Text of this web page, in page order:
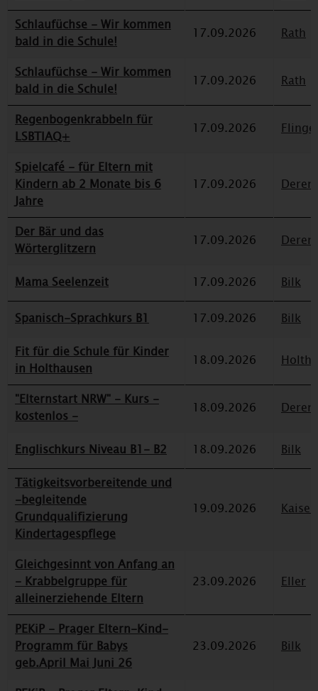
Schlaufüchse - Wir kommen
bald in die Schule!
17.09.2026 Rath
Schlaufüchse - Wir kommen
bald in die Schule!
17.09.2026 Rath
Regenbogenkrabbeln für
LSBTIAQ+
17.09.2026
Spielcafé - für Eltern mit
Kindern ab 2 Monate bis 6
Jahre
17.09.2026
Der Bär und das
Wörterglitzern
17.09.2026
Mama Seelenzeit 17.09.2026 Bilk
Spanisch-Sprachkurs B1 17.09.2026
Bilk
Fit für die Schule für Kinder
in Holthausen
18.09.2026
"Elternstart NRW" - Kurs -
kostenlos -
18.09.2026
Englischkurs Niveau B1- B2 18.09.2026
Bilk
Tätigkeitsvorbereitende und
-begleitende
Grundqualifizierung
Kindertagespflege
19.09.2026
Gleichgesinnt von Anfang an
- Krabbelgruppe für
alleinerziehende Eltern
23.09.2026 Eller
PEKiP - Prager Eltern-Kind-
Programm für Babys
geb.April Mai Juni 26
23.09.2026 Bilk